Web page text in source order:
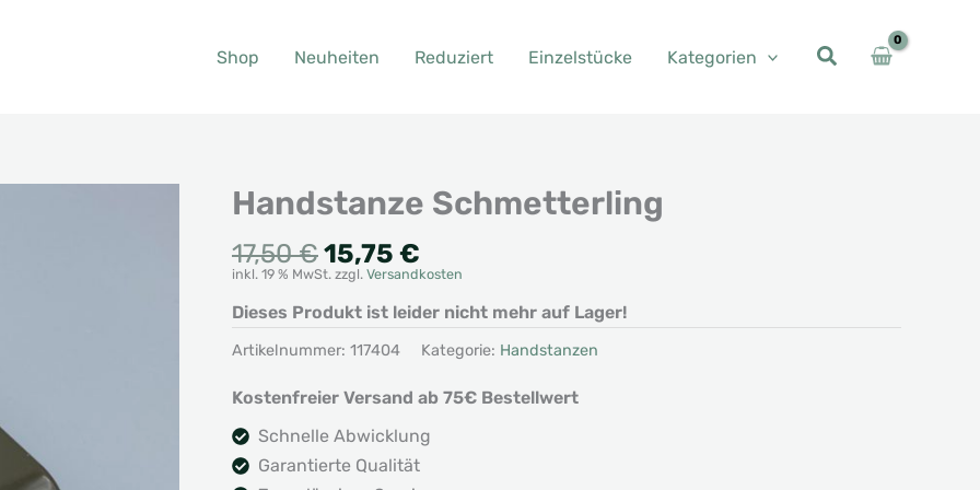
Shop Neuheiten Reduziert Einzelstücke Kategorien
Handstanze Schmetterling
17,50€Ursprünglicher
Preis
war:
17,50 €
15,75 €
Preis
ist:
15,75 €.
inkl. 19 % MwSt. zzgl. Versandkosten
Dieses Produkt ist leider nicht mehr auf Lager!
Artikelnummer: 117404 Kategorie: Handstanzen
Kostenfreier Versand ab 75€ Bestellwert
Schnelle Abwicklung
Garantierte Qualität